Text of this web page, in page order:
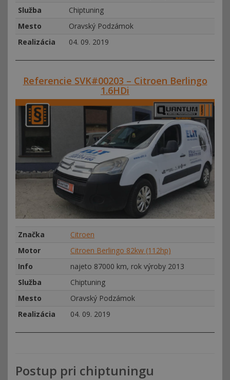
Služba
Chiptuning
Mesto
Oravský Podzámok
Realizácia
04. 09. 2019
Referencie SVK#00203 – Citroen Berlingo
1.6HDi
Značka
Citroen
Motor
Citroen Berlingo 82kw (112hp)
Info
najeto 87000 km, rok výroby 2013
Služba
Chiptuning
Mesto
Oravský Podzámok
Realizácia
04. 09. 2019
Postup pri chiptuningu